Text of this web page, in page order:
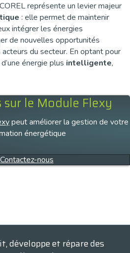
représente un levier majeur
: elle permet de maintenir
intégrer les énergies
de nouvelles opportunités
du secteur. En optant pour
énergie plus intelligente,
sur le Module Flexy
peut améliorer la gestion de votre
énergétique
Contactez-nous
développe et répare des